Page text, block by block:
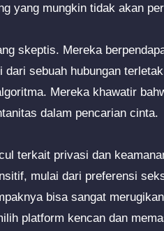
yang mungkin tidak akan
skeptis. Mereka
dari sebuah hubungan
Mereka khawatir
dalam pencarian cinta.
terkait privasi dan
mulai dari preferensi
bisa sangat
platform kencan dan